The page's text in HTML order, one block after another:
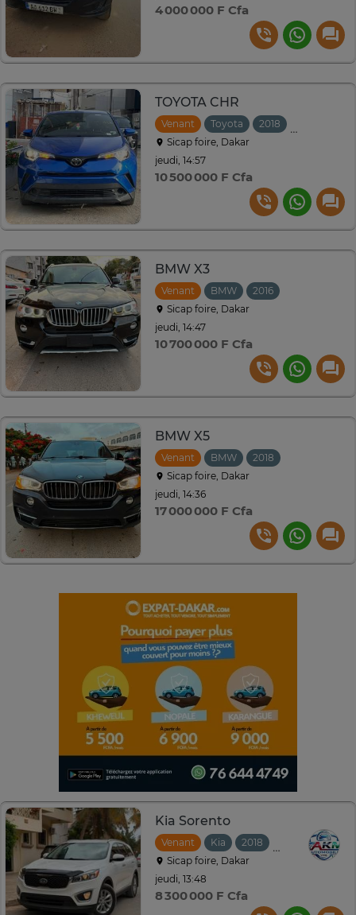
4 000 000 F Cfa
TOYOTA CHR
Venant Toyota 2018
Sicap foire, Dakar
jeudi, 14:57
10 500 000 F Cfa
BMW X3
Venant BMW
2016
Sicap foire, Dakar
jeudi, 14:47
10 700 000 F Cfa
BMW X5
Venant BMW
2018
Sicap foire, Dakar
jeudi, 14:36
17 000 000 F Cfa
Kia Sorento
Venant Kia 2018
Automatique
Sicap foire, Dakar
jeudi, 13:48
8 300 000 F Cfa